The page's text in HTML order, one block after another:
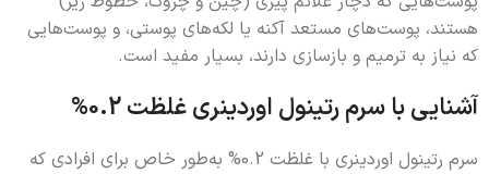
هستند، پوست‌های مستعد آکنه یا لکه‌های پوستی، و پوست‌هایی
که نیاز به ترمیم و بازسازی دارند، بسیار مفید است.
آشنایی با سرم رتینول اوردینری غلظت 0.2%
سرم رتینول اوردینری با غلظت 0.2% به‌طور خاص برای افرادی که